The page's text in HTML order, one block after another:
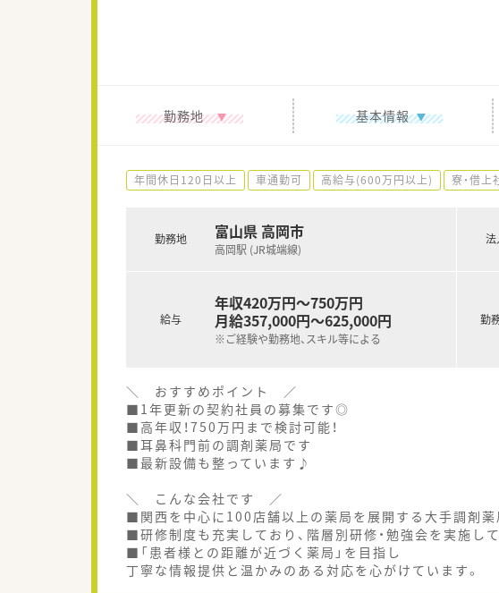
勤務地 基本情報
年間休日120日以上 車通勤可 高給与(600万円以上) 寮・借上
勤務地 富山県 高岡市
高岡駅 (JR城端線)
給与
年収420万円～750万円
月給357,000円～625,000円
※ご経験や勤務地、スキル等による
法
勤
＼ おすすめポイント ／
■1年更新の契約社員の募集です◎
■高年収！750万円まで検討可能！
■耳鼻科門前の調剤薬局です
■最新設備も整っています♪
＼ こんな会社です ／
■関西を中心に100店舗以上の薬局を展開する大手調剤薬
■研修制度も充実しており、階層別研修・勉強会を実施して
■「患者様との距離が近づく薬局」を目指し
丁寧な情報提供と温かみのある対応を心がけています。